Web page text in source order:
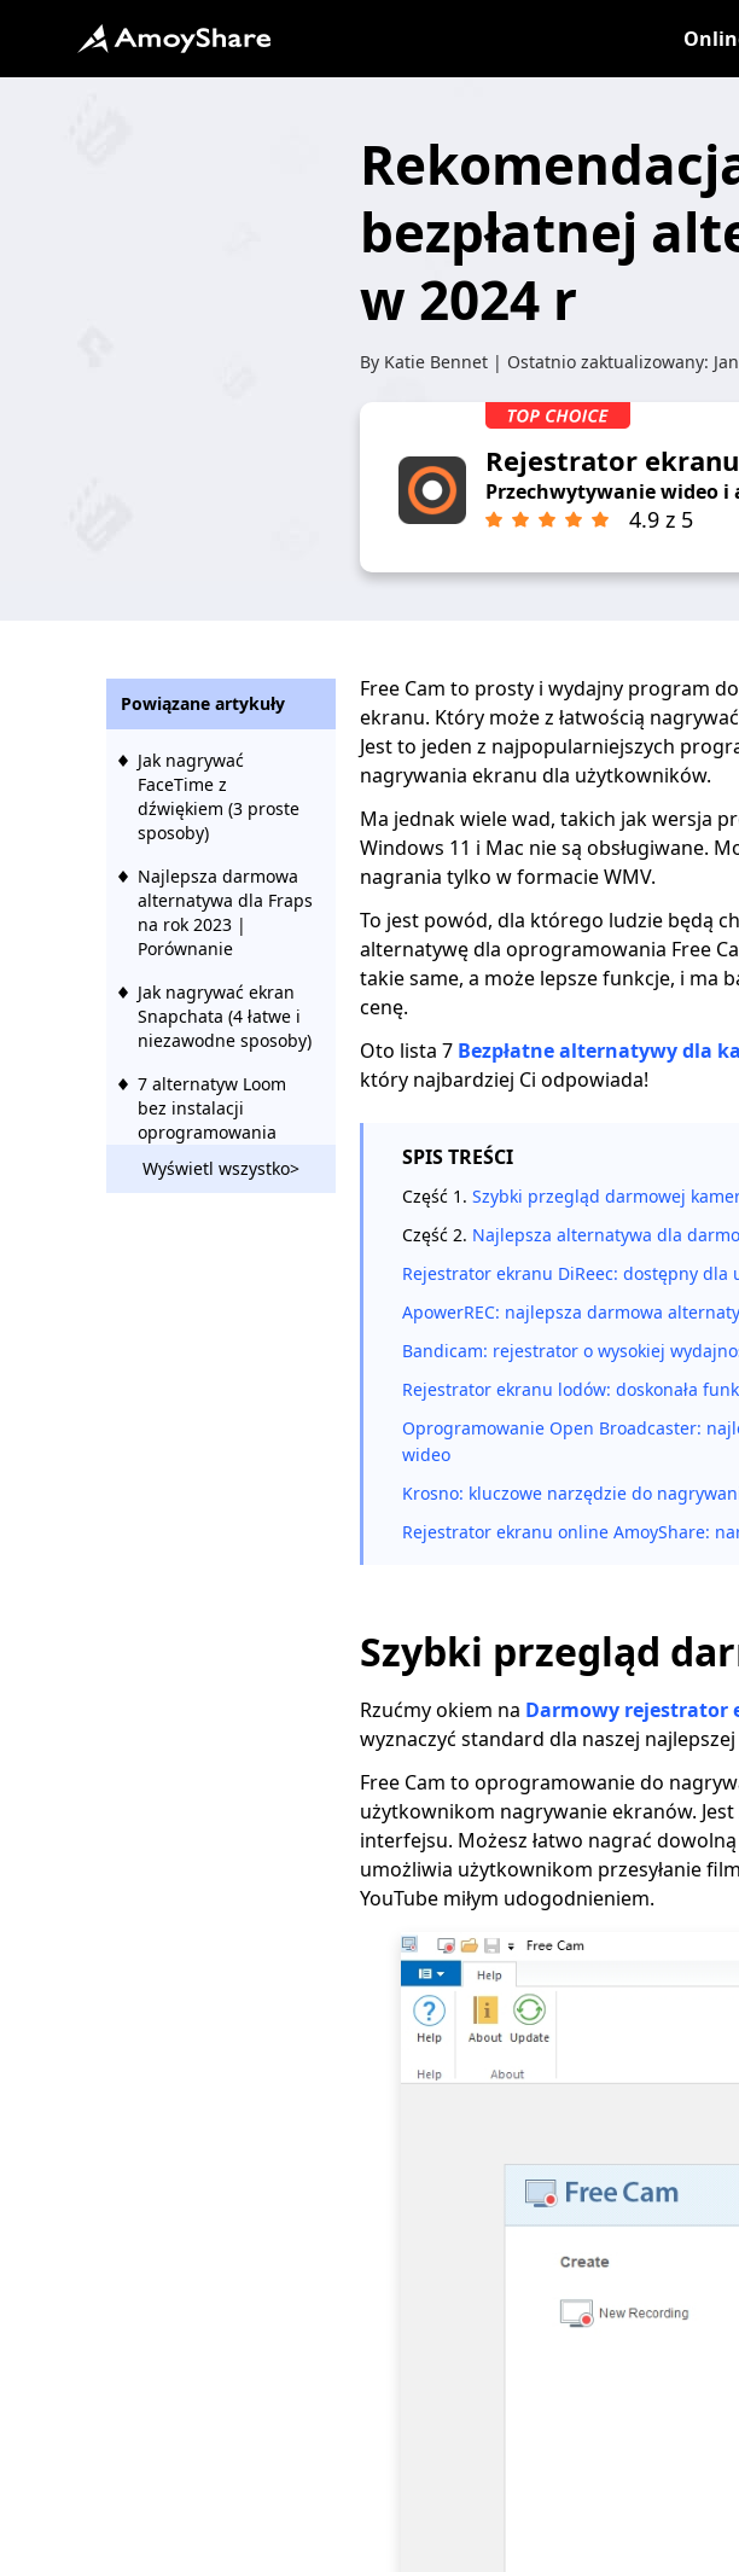
bezpłatnej
w 2024 r
By Katie Bennet | Ostatnio zaktualizowany:
Rejestrator ekranu
Przechwytywanie wideo i
4.9 z 5
Free Cam to prosty i wydajny program
ekranu. Który może z łatwością
Jest to jeden z najpopularniejszych
nagrywania ekranu dla użytkowników.
Ma jednak wiele wad, takich jak wersja
Windows 11 i Mac nie są obsługiwane.
nagrania tylko w formacie WMV.
To jest powód, dla którego ludzie będą
alternatywę dla oprogramowania Free
takie same, a może lepsze funkcje, i ma
cenę.
Oto lista 7 Bezpłatne alternatywy dla
który najbardziej Ci odpowiada!
SPIS TREŚCI
Część 1. Szybki przegląd darmowej
Część 2. Najlepsza alternatywa dla
Rejestrator ekranu DiReec: dostępny
ApowerREC: najlepsza darmowa
Bandicam: rejestrator o wysokiej
Rejestrator ekranu lodów: doskonała
Oprogramowanie Open Broadcaster:
wideo
Krosno: kluczowe narzędzie do
Rejestrator ekranu online AmoyShare:
Szybki przegląd
Rzućmy okiem na Darmowy rejestrator
wyznaczyć standard dla naszej
Free Cam to oprogramowanie do
użytkownikom nagrywanie ekranów.
interfejsu. Możesz łatwo nagrać
umożliwia użytkownikom przesyłanie
YouTube miłym udogodnieniem.
Powiązane artykuły
Jak nagrywać
FaceTime z
dźwiękiem (3 proste
sposoby)
Najlepsza darmowa
alternatywa dla Fraps
na rok 2023 |
Porównanie
Jak nagrywać ekran
Snapchata (4 łatwe i
niezawodne sposoby)
7 alternatyw Loom
bez instalacji
oprogramowania
Najlepsza darmowa
alternatywa Snagit w
Wyświetl wszystko>